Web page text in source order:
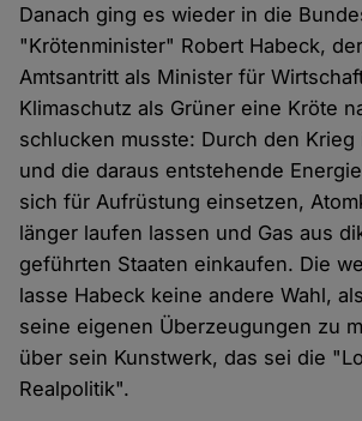
Danach ging es wieder in die
"Krötenminister" Robert Habeck,
Amtsantritt als Minister für
Klimaschutz als Grüner eine Kröte
schlucken musste: Durch den Krieg
und die daraus entstehende
sich für Aufrüstung einsetzen,
länger laufen lassen und Gas aus
geführten Staaten einkaufen. Die
lasse Habeck keine andere Wahl,
seine eigenen Überzeugungen zu
über sein Kunstwerk, das sei die
Realpolitik".